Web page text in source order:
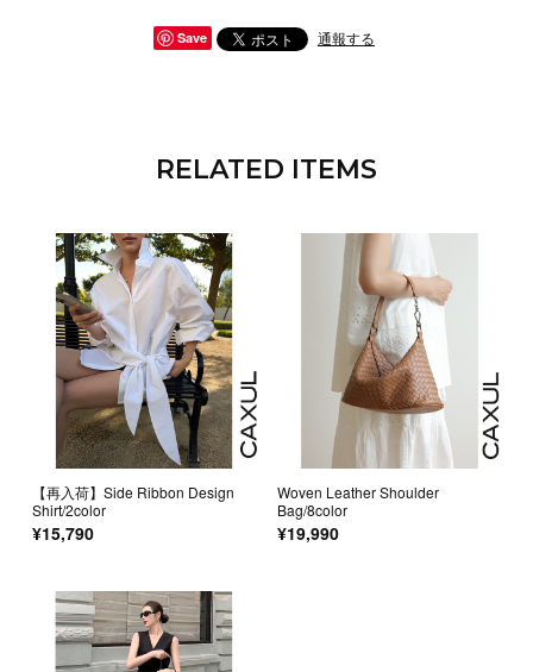
Save 通報する
RELATED ITEMS
【再入荷】Side Ribbon Design
Shirt/2color
¥15,790
Woven Leather Shoulder
Bag/8color
¥19,990